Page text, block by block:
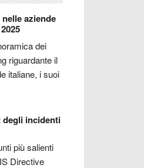
aziende
dei
riguardante il
italiane, i suoi
degli incidenti
più salienti
Directive